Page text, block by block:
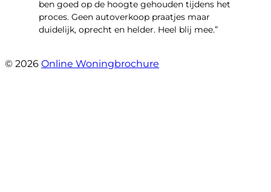
ben goed op de hoogte gehouden tijdens het
proces. Geen autoverkoop praatjes maar
duidelijk, oprecht en helder. Heel blij mee.”
© 2026 Online Woningbrochure